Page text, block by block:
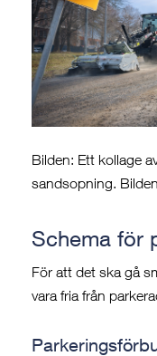
Bilden: Ett kollage
sandsopning.
Schema för
För att det ska gå
vara fria från